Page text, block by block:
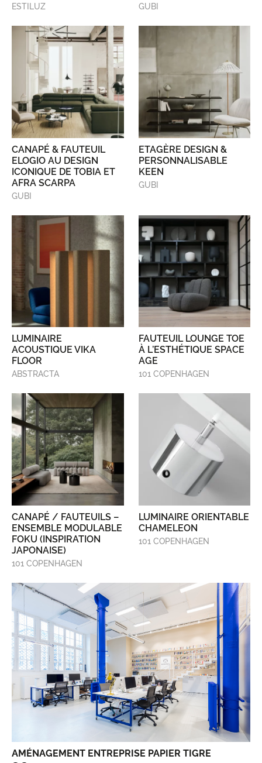
ESTILUZ GUBI
CANAPÉ & FAUTEUIL
ELOGIO AU DESIGN
ICONIQUE DE TOBIA ET
AFRA SCARPA
GUBI
ETAGÈRE DESIGN &
PERSONNALISABLE
KEEN
GUBI
LUMINAIRE
ACOUSTIQUE VIKA
FLOOR
ABSTRACTA
FAUTEUIL LOUNGE TOE
À L’ESTHÉTIQUE SPACE
AGE
101 COPENHAGEN
CANAPÉ / FAUTEUILS –
ENSEMBLE MODULABLE
FOKU (INSPIRATION
JAPONAISE)
101 COPENHAGEN
LUMINAIRE ORIENTABLE
CHAMELEON
101 COPENHAGEN
AMÉNAGEMENT ENTREPRISE PAPIER TIGRE